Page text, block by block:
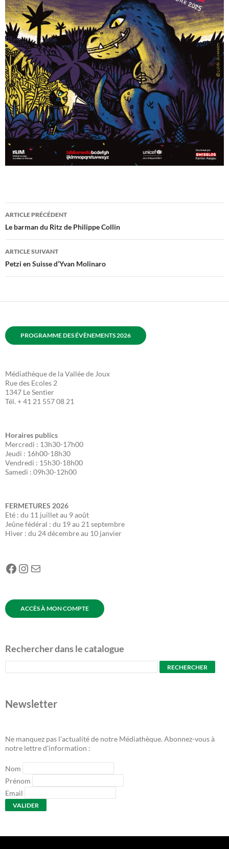
Navigation
des
articles
ARTICLE PRÉCÉDENT
Le barman du Ritz de Philippe Collin
ARTICLE SUIVANT
Petzi en Suisse d’Yvan Molinaro
PROGRAMME DES ÉVÈNEMENTS 2026
Médiathèque de la Vallée de Joux
Rue des Ecoles 2
1347 Le Sentier
Tél. + 41 21 557 08 21
Horaires publics
Mercredi : 13h30-17h00
Jeudi : 16h00-18h30
Vendredi : 15h30-18h00
Samedi : 09h30-12h00
FERMETURES 2026
Eté : du 11 juillet au 9 août
Jeûne fédéral : du 19 au 21 septembre
Hiver : du 24 décembre au 10 janvier
Facebook
Instagram
E-mail
ACCÈS À MON COMPTE
Rechercher dans le catalogue
Newsletter
Ne manquez pas l'actualité de notre Médiathèque. Abonnez-vous à
notre lettre d'information :
Nom
Prénom
Email